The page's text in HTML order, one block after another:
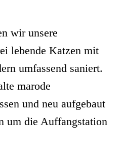
wir unsere
lebende Katzen mit
umfassend saniert.
marode
und neu aufgebaut
um die Auffangstation